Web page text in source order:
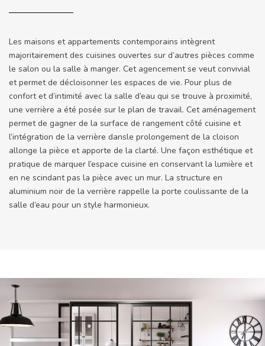
Les maisons et appartements contemporains intègrent
majoritairement des cuisines ouvertes sur d’autres pièces comme
le salon ou la salle à manger. Cet agencement se veut convivial
et permet de décloisonner les espaces de vie. Pour plus de
confort et d’intimité avec la salle d’eau qui se trouve à proximité,
une verrière a été posée sur le plan de travail. Cet aménagement
permet de gagner de la surface de rangement côté cuisine et
l’intégration de la verrière dansle prolongement de la cloison
allonge la pièce et apporte de la clarté. Une façon esthétique et
pratique de marquer l’espace cuisine en conservant la lumière et
en ne scindant pas la pièce avec un mur. La structure en
aluminium noir de la verrière rappelle la porte coulissante de la
salle d’eau pour un style harmonieux.